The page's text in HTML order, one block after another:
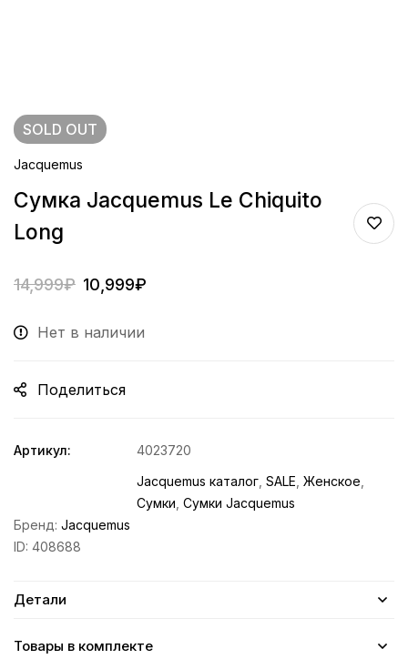
SOLD OUT
Jacquemus
Сумка Jacquemus Le Chiquito
Long
14,999₽ 10,999₽
Нет в наличии
Поделиться
Артикул:
4023720
Jacquemus каталог SALE Женское
Сумки Сумки Jacquemus
Бренд: Jacquemus
ID: 408688
Детали
Товары в комплекте